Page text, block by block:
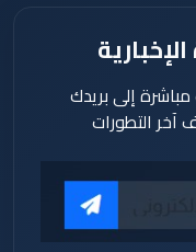
مباشرة إلى بريدك
آخر التطورات